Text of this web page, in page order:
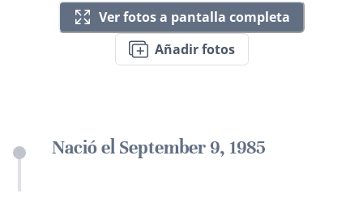
Ver fotos a pantalla completa
Añadir fotos
Nació el September 9, 1985